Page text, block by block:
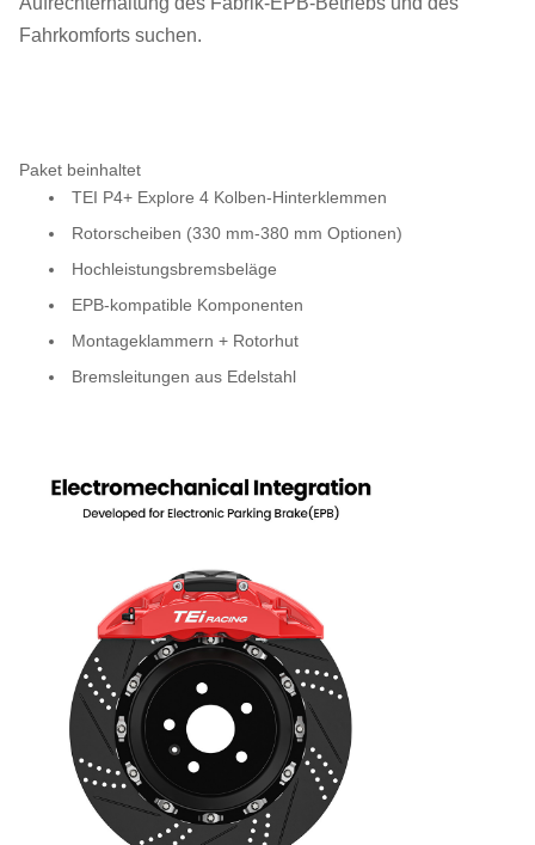
Fahrkomforts suchen.
Paket beinhaltet
TEI P4+ Explore 4 Kolben-Hinterklemmen
Rotorscheiben (330 mm-380 mm Optionen)
Hochleistungsbremsbeläge
EPB-kompatible Komponenten
Montageklammern + Rotorhut
Bremsleitungen aus Edelstahl